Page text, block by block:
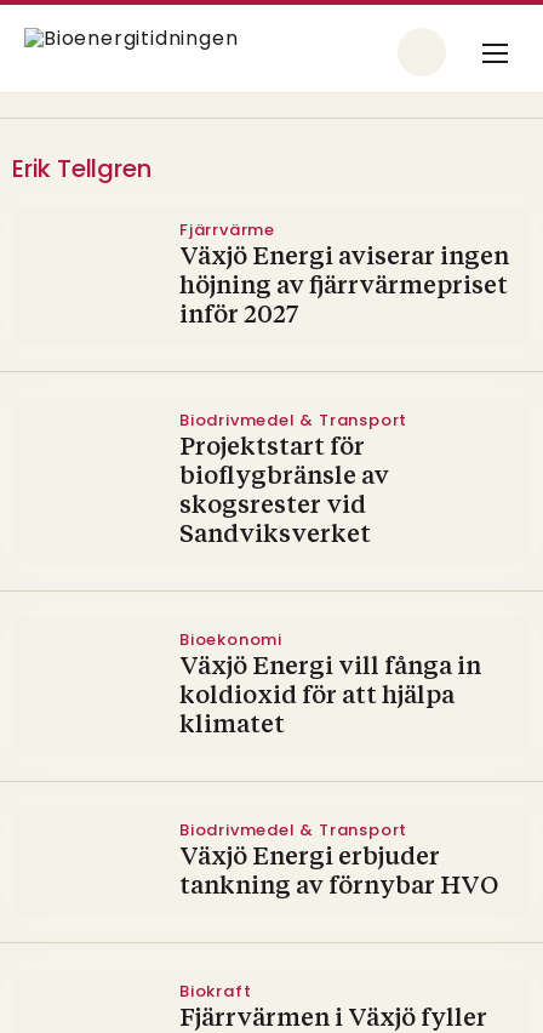
Erik Tellgren
Fjärrvärme
Växjö Energi aviserar ingen
höjning av fjärrvärmepriset
inför 2027
Biodrivmedel & Transport
Projektstart för
bioflygbränsle av
skogsrester vid
Sandviksverket
Bioekonomi
Växjö Energi vill fånga in
koldioxid för att hjälpa
klimatet
Biodrivmedel & Transport
Växjö Energi erbjuder
tankning av förnybar HVO
Biokraft
Fjärrvärmen i Växjö fyller